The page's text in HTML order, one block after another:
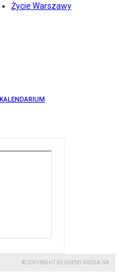
Życie Warszawy
KALENDARIUM
© COPYRIGHT BY GREMI MEDIA SA